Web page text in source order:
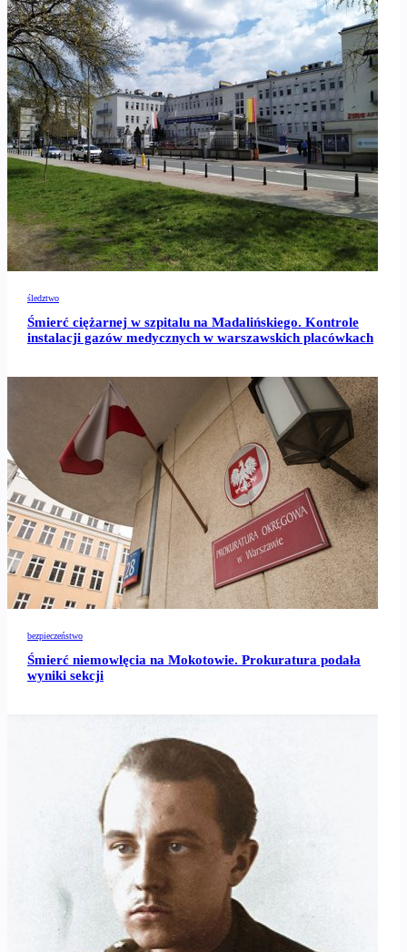
śledztwo
Śmierć ciężarnej w szpitalu na Madalińskiego. Kontrole
instalacji gazów medycznych w warszawskich placówkach
bezpieczeństwo
Śmierć niemowlęcia na Mokotowie. Prokuratura podała
wyniki sekcji